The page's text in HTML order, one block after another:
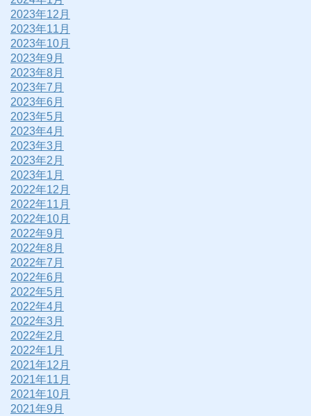
2023年12月
2023年11月
2023年10月
2023年9月
2023年8月
2023年7月
2023年6月
2023年5月
2023年4月
2023年3月
2023年2月
2023年1月
2022年12月
2022年11月
2022年10月
2022年9月
2022年8月
2022年7月
2022年6月
2022年5月
2022年4月
2022年3月
2022年2月
2022年1月
2021年12月
2021年11月
2021年10月
2021年9月